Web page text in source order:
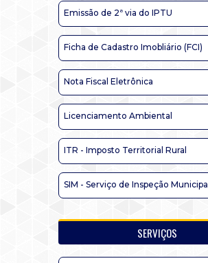
Emissão de 2ª via do IPTU
Ficha de Cadastro Imobliário (FCI)
Nota Fiscal Eletrônica
Licenciamento Ambiental
ITR - Imposto Territorial Rural
SIM - Serviço de Inspeção Municipal
SERVIÇOS